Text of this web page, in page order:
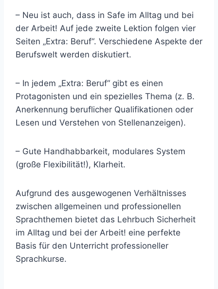
– Neu ist auch, dass in Safe im Alltag und bei
der Arbeit! Auf jede zweite Lektion folgen vier
Seiten „Extra: Beruf“. Verschiedene Aspekte der
Berufswelt werden diskutiert.
– In jedem „Extra: Beruf“ gibt es einen
Protagonisten und ein spezielles Thema (z. B.
Anerkennung beruflicher Qualifikationen oder
Lesen und Verstehen von Stellenanzeigen).
– Gute Handhabbarkeit, modulares System
(große Flexibilität!), Klarheit.
Aufgrund des ausgewogenen Verhältnisses
zwischen allgemeinen und professionellen
Sprachthemen bietet das Lehrbuch Sicherheit
im Alltag und bei der Arbeit! eine perfekte
Basis für den Unterricht professioneller
Sprachkurse.